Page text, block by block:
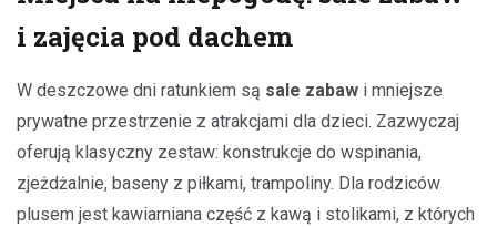
i zajęcia pod dachem
W deszczowe dni ratunkiem są sale zabaw i mniejsze
prywatne przestrzenie z atrakcjami dla dzieci. Zazwyczaj
oferują klasyczny zestaw: konstrukcje do wspinania,
zjeżdżalnie, baseny z piłkami, trampoliny. Dla rodziców
plusem jest kawiarniana część z kawą i stolikami, z których